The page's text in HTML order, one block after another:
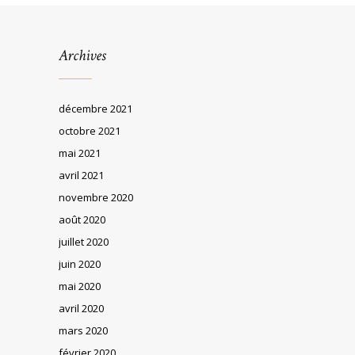
Archives
décembre 2021
octobre 2021
mai 2021
avril 2021
novembre 2020
août 2020
juillet 2020
juin 2020
mai 2020
avril 2020
mars 2020